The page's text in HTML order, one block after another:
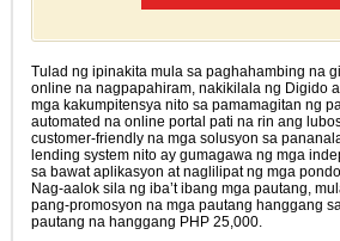
Tulad ng ipinakita mula sa paghahambing na
online na nagpapahiram, nakikilala ng Digido
mga kakumpitensya nito sa pamamagitan ng
automated na online portal pati na rin ang
customer-friendly na mga solusyon sa
lending system nito ay gumagawa ng mga
sa bawat aplikasyon at naglilipat ng mga
Nag-aalok sila ng iba’t ibang mga pautang,
pang-promosyon na mga pautang hanggang
pautang na hanggang PHP 25,000.